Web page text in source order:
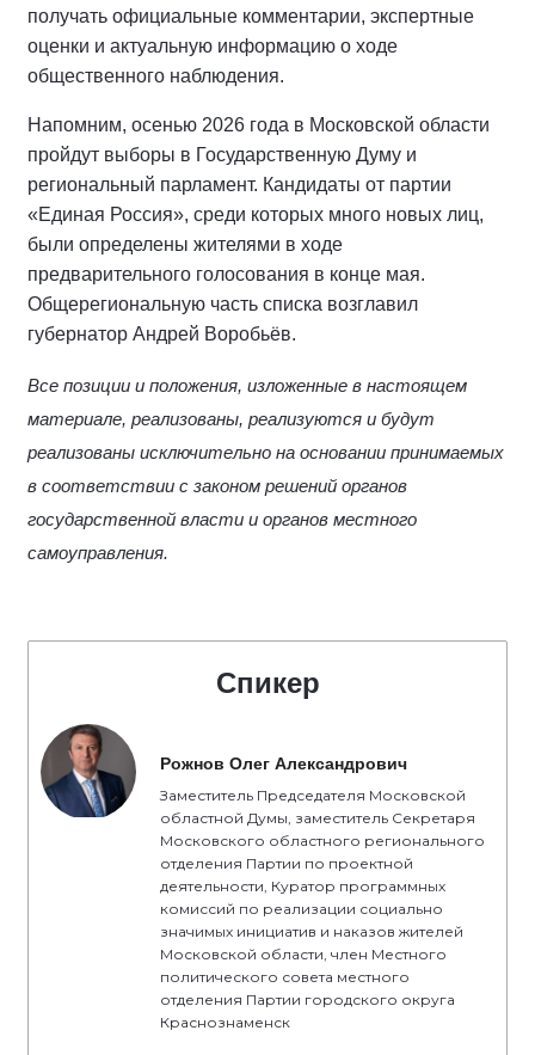
получать официальные комментарии, экспертные
оценки и актуальную информацию о ходе
общественного наблюдения.
Напомним, осенью 2026 года в Московской области
пройдут выборы в Государственную Думу и
региональный парламент. Кандидаты от партии
«Единая Россия», среди которых много новых лиц,
были определены жителями в ходе
предварительного голосования в конце мая.
Общерегиональную часть списка возглавил
губернатор Андрей Воробьёв.
Все позиции и положения, изложенные в настоящем
материале, реализованы, реализуются и будут
реализованы исключительно на основании принимаемых
в соответствии с законом решений органов
государственной власти и органов местного
самоуправления.
Спикер
Рожнов Олег Александрович
Заместитель Председателя Московской
областной Думы, заместитель Секретаря
Московского областного регионального
отделения Партии по проектной
деятельности, Куратор программных
комиссий по реализации социально
значимых инициатив и наказов жителей
Московской области, член Местного
политического совета местного
отделения Партии городского округа
Краснознаменск